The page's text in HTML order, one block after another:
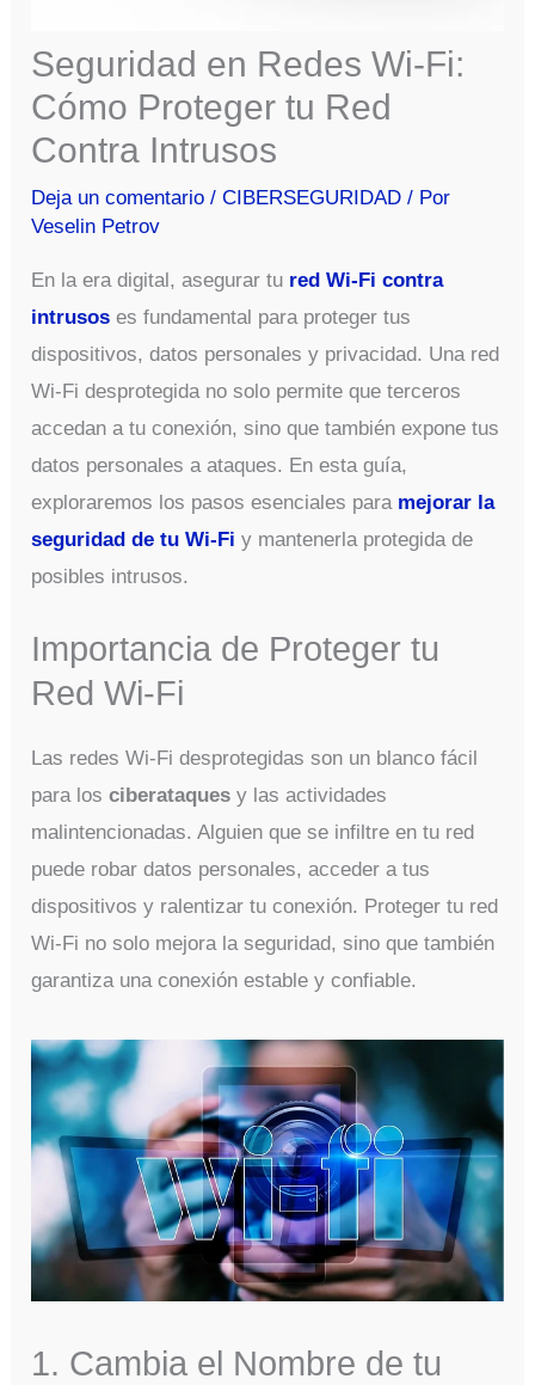
Seguridad en Redes Wi-Fi:
Cómo Proteger tu Red
Contra Intrusos
Deja un comentario /CIBERSEGURIDAD / Por
Veselin Petrov
En la era digital, asegurar tu red Wi-Fi contra
intrusos es fundamental para proteger tus
dispositivos, datos personales y privacidad. Una red
Wi-Fi desprotegida no solo permite que terceros
accedan a tu conexión, sino que también expone tus
datos personales a ataques. En esta guía,
exploraremos los pasos esenciales para mejorar la
seguridad de tu Wi-Fi y mantenerla protegida de
posibles intrusos.
Importancia de Proteger tu
Red Wi-Fi
Las redes Wi-Fi desprotegidas son un blanco fácil
para losciberataques y las actividades
malintencionadas. Alguien que se infiltre en tu red
puede robar datos personales, acceder a tus
dispositivos y ralentizar tu conexión. Proteger tu red
Wi-Fi no solo mejora la seguridad, sino que también
garantiza una conexión estable y confiable.
1. Cambia el Nombre de tu